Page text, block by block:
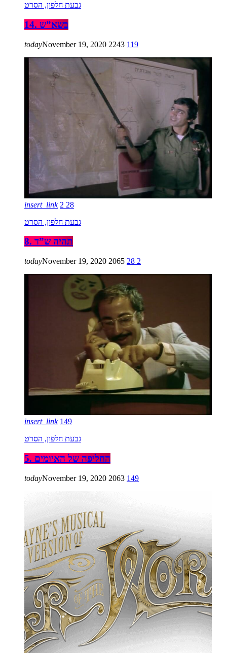
גבעת חלפון, הסרט
14. בשא”ש
todayNovember 19, 2020 2243 119
insert_link 2 28
גבעת חלפון, הסרט
8. תהיה ש”ד
todayNovember 19, 2020 2065 28 2
insert_link 149
גבעת חלפון, הסרט
5. החליפה של האיומים
todayNovember 19, 2020 2063 149